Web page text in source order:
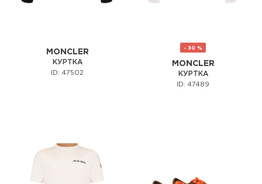
MONCLER
КУРТКА
ID: 47502
- 30 %
MONCLER
КУРТКА
ID: 47489